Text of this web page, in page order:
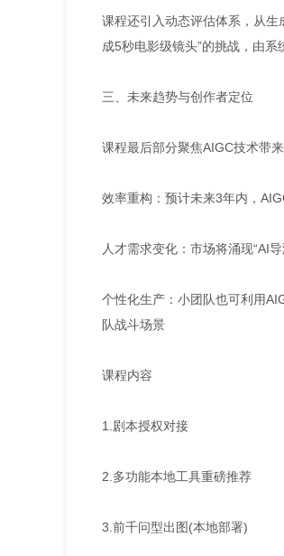
课程还引入动态评估体系，从
成5秒电影级镜头”的挑战，由
三、未来趋势与创作者定位
课程最后部分聚焦AIGC技术带
效率重构：预计未来3年内，
人才需求变化：市场将涌现“AI
个性化生产：小团队也可利用
队战斗场景
课程内容
1.剧本授权对接
2.多功能本地工具重磅推荐
3.前千问型出图(本地部署)